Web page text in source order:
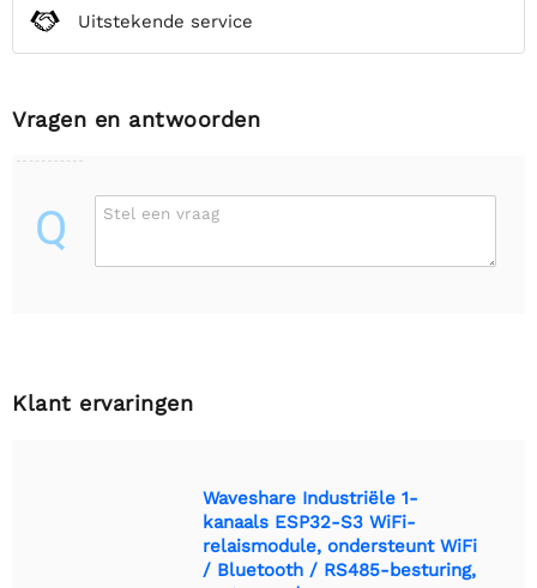
Uitstekende service
Vragen en antwoorden
Q Stel een vraag
Klant ervaringen
Waveshare Industriële 1-
kanaals ESP32-S3 WiFi-
relaismodule, ondersteunt WiFi
/ Bluetooth / RS485-besturing,